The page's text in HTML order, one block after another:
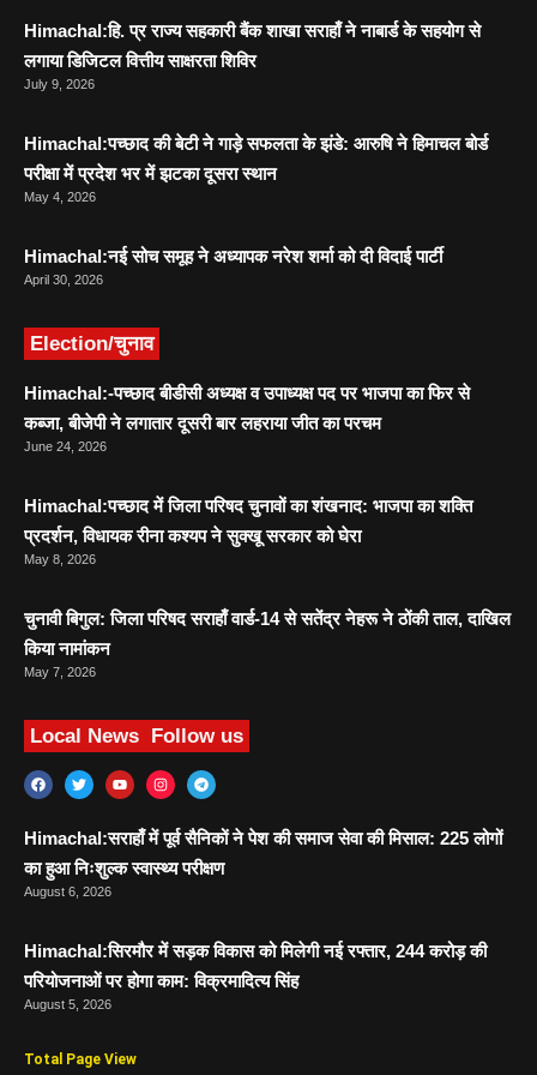
Himachal:हि. प्र राज्य सहकारी बैंक शाखा सराहाँ ने नाबार्ड के सहयोग से
लगाया डिजिटल वित्तीय साक्षरता शिविर
July 9, 2026
Himachal:पच्छाद की बेटी ने गाड़े सफलता के झंडे: आरुषि ने हिमाचल बोर्ड
परीक्षा में प्रदेश भर में झटका दूसरा स्थान
May 4, 2026
Himachal:नई सोच समूह ने अध्यापक नरेश शर्मा को दी विदाई पार्टी
April 30, 2026
Election/चुनाव
Himachal:-पच्छाद बीडीसी अध्यक्ष व उपाध्यक्ष पद पर भाजपा का फिर से
कब्जा, बीजेपी ने लगातार दूसरी बार लहराया जीत का परचम
June 24, 2026
Himachal:पच्छाद में जिला परिषद चुनावों का शंखनाद: भाजपा का शक्ति
प्रदर्शन, विधायक रीना कश्यप ने सुक्खू सरकार को घेरा
May 8, 2026
चुनावी बिगुल: जिला परिषद सराहाँ वार्ड-14 से सतेंद्र नेहरू ने ठोंकी ताल, दाखिल
किया नामांकन
May 7, 2026
Local News Follow us
Himachal:सराहाँ में पूर्व सैनिकों ने पेश की समाज सेवा की मिसाल: 225 लोगों
का हुआ निःशुल्क स्वास्थ्य परीक्षण
August 6, 2026
Himachal:सिरमौर में सड़क विकास को मिलेगी नई रफ्तार, 244 करोड़ की
परियोजनाओं पर होगा काम: विक्रमादित्य सिंह
August 5, 2026
Total Page View